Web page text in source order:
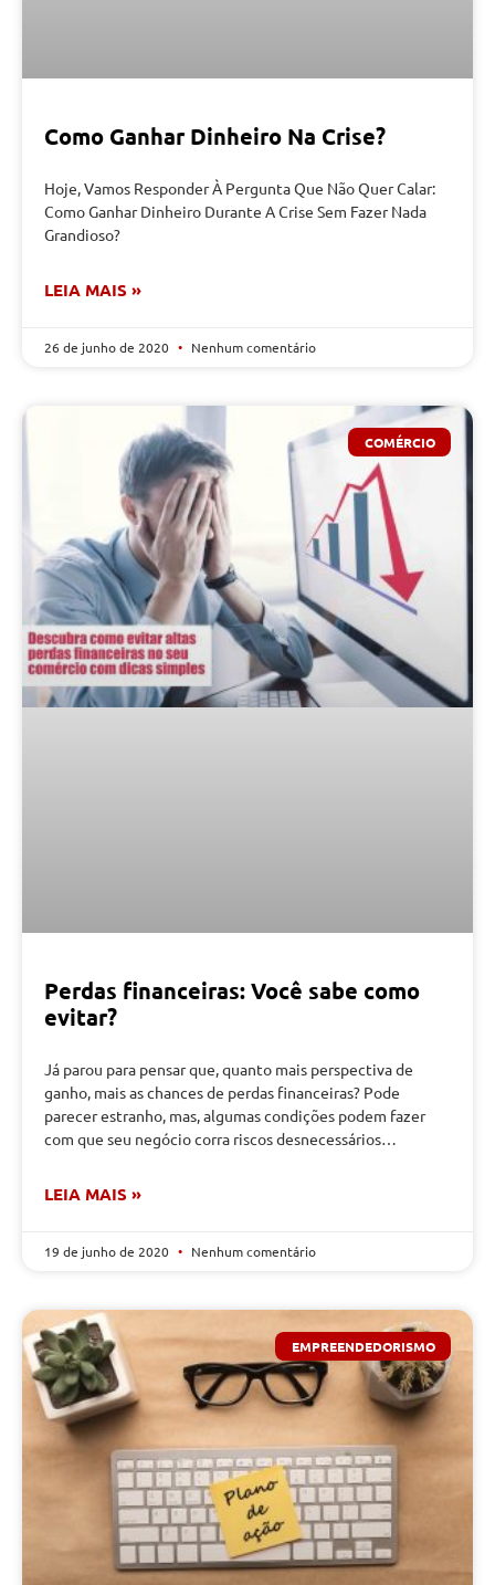
Como Ganhar Dinheiro Na Crise?
Hoje, Vamos Responder À Pergunta Que Não Quer Calar:
Como Ganhar Dinheiro Durante A Crise Sem Fazer Nada
Grandioso?
LEIA MAIS »
26 de junho de 2020 Nenhum comentário
COMÉRCIO
Perdas financeiras: Você sabe como
evitar?
Já parou para pensar que, quanto mais perspectiva de
ganho, mais as chances de perdas financeiras? Pode
parecer estranho, mas, algumas condições podem fazer
com que seu negócio corra riscos desnecessários…
LEIA MAIS »
19 de junho de 2020 Nenhum comentário
EMPREENDEDORISMO